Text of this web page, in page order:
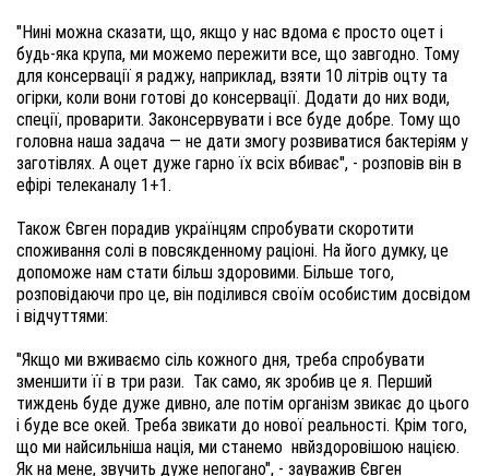
"Нині можна сказати, що, якщо у нас вдома є просто оцет і
будь-яка крупа, ми можемо пережити все, що завгодно. Тому
для консервації я раджу, наприклад, взяти 10 літрів оцту та
огірки, коли вони готові до консервації. Додати до них води,
спеції, проварити. Законсервувати і все буде добре. Тому що
головна наша задача — не дати змогу розвиватися бактеріям у
заготівлях. А оцет дуже гарно їх всіх вбиває", - розповів він в
ефірі телеканалу 1+1.
Також Євген порадив українцям спробувати скоротити
споживання солі в повсякденному раціоні. На його думку, це
допоможе нам стати більш здоровими. Більше того,
розповідаючи про це, він поділився своїм особистим досвідом
і відчуттями:
"Якщо ми вживаємо сіль кожного дня, треба спробувати
зменшити її в три рази.  Так само, як зробив це я. Перший
тиждень буде дуже дивно, але потім організм звикає до цього
і буде все окей. Треба звикати до нової реальності. Крім того,
що ми найсильніша нація, ми станемо  нвйздоровішою нацією.
Як на мене, звучить дуже непогано", - зауважив Євген